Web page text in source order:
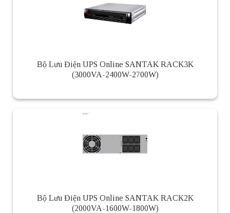
Bộ Lưu Điện UPS Online SANTAK RACK3K
(3000VA-2400W-2700W)
Bộ Lưu Điện UPS Online SANTAK RACK2K
(2000VA-1600W-1800W)